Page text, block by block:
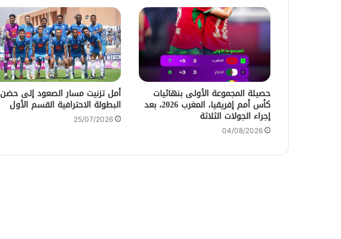
حصيلة المجموعة الأولى بنهائيات
كأس أمم إفريقيا، المغرب 2026، بعد
إجراء الجولات الثلاثة
04/08/2026
أمل تزنيت مسار الصعود إلى حضن
البطولة الاحترافية القسم الأول
25/07/2026